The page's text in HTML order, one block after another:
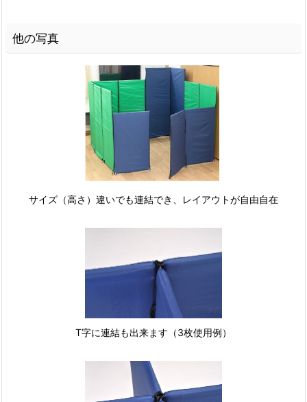
他の写真
サイズ（高さ）違いでも連結でき、レイアウトが自由自在
T字に連結も出来ます（3枚使用例）